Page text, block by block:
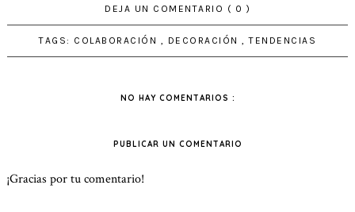
DEJA UN COMENTARIO ( 0 )
TAGS: COLABORACIÓN , DECORACIÓN ,TENDENCIAS
NO HAY COMENTARIOS :
PUBLICAR UN COMENTARIO
¡Gracias por tu comentario!